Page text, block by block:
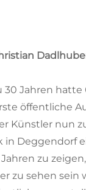
30 Jahren hatte
öffentliche
Künstler nun
in Deggendorf
zu
zu sehen sein